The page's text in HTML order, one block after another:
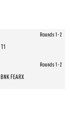
T1
Rounds 1-2
BNK FEARX
Rounds 1-2